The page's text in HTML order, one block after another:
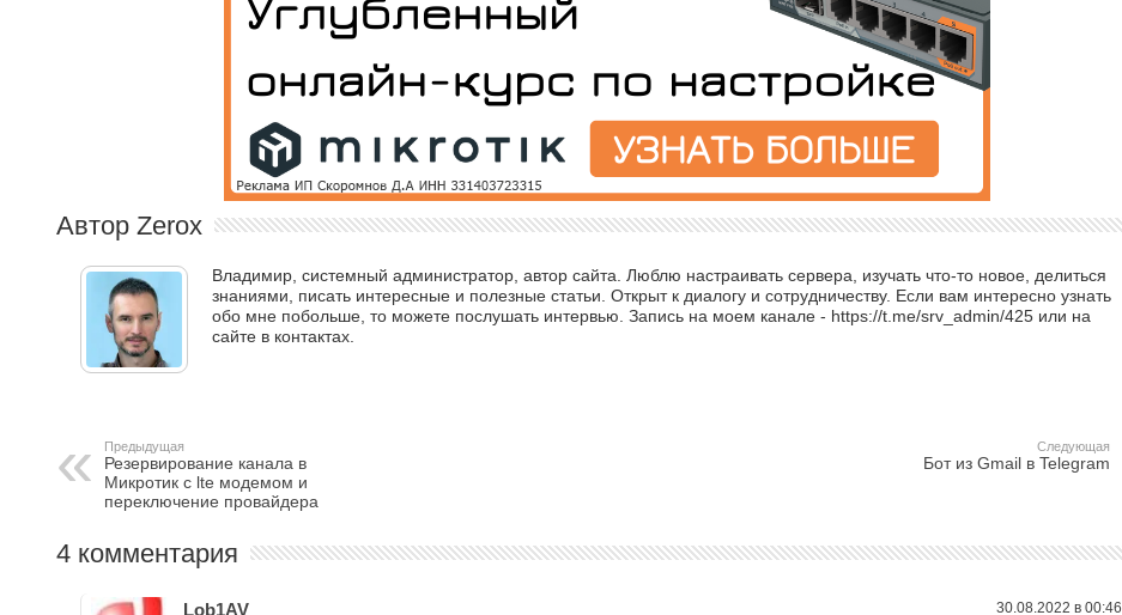
Автор Zerox
Владимир, системный администратор, автор сайта. Люблю настраивать сервера, изучать что-то новое, делиться
знаниями, писать интересные и полезные статьи. Открыт к диалогу и сотрудничеству. Если вам интересно узнать
обо мне побольше, то можете послушать интервью. Запись на моем канале - https://t.me/srv_admin/425 или на
сайте в контактах.
Предыдущая
Резервирование канала в
Микротик с lte модемом и
переключение провайдера
Следующая
Бот из Gmail в Telegram
4 комментария
Lob1AV 30.08.2022 в 00:46